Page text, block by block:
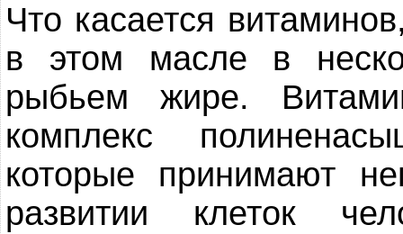
Что касается
в этом масле в
рыбьем жире.
комплекс
которые принимают
развитии клеток